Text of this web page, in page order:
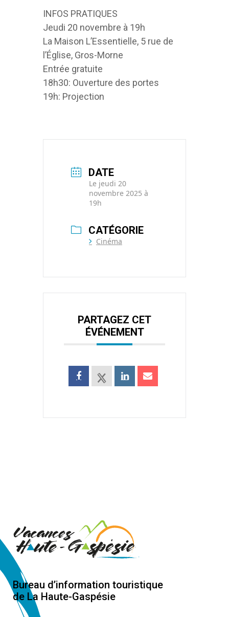
INFOS PRATIQUES
Jeudi 20 novembre à 19h
La Maison L’Essentielle, 5 rue de
l’Église, Gros-Morne
Entrée gratuite
18h30: Ouverture des portes
19h: Projection
DATE
Le jeudi 20
novembre 2025 à
19h
CATÉGORIE
Cinéma
PARTAGEZ CET
ÉVÉNEMENT
Bureau d’information touristique
de La Haute-Gaspésie